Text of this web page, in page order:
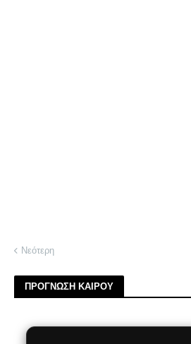
Νεότερη
ΠΡΟΓΝΩΣΗ ΚΑΙΡΟΥ